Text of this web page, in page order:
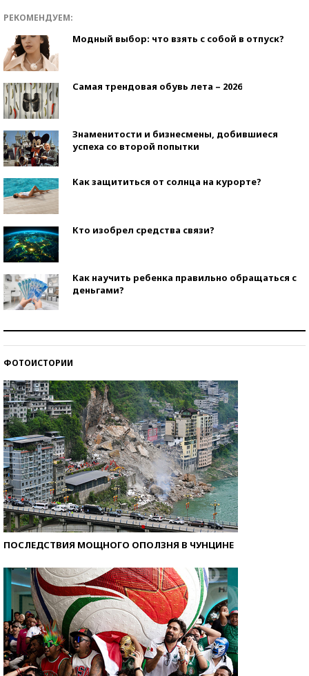
РЕКОМЕНДУЕМ:
Модный выбор: что взять с собой в отпуск?
Самая трендовая обувь лета – 2026
Знаменитости и бизнесмены, добившиеся
успеха со второй попытки
Как защититься от солнца на курорте?
Кто изобрел средства связи?
Как научить ребенка правильно обращаться с
деньгами?
ФОТОИСТОРИИ
ПОСЛЕДСТВИЯ МОЩНОГО ОПОЛЗНЯ В ЧУНЦИНЕ